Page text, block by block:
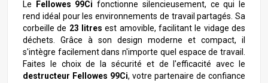
Le Fellowes 99Ci fonctionne silencieusement, ce qui le
rend idéal pour les environnements de travail partagés. Sa
corbeille de 23 litres est amovible, facilitant le vidage des
déchets. Grâce à son design moderne et compact, il
s'intègre facilement dans n'importe quel espace de travail.
Faites le choix de la sécurité et de l'efficacité avec le
destructeur Fellowes 99Ci, votre partenaire de confiance